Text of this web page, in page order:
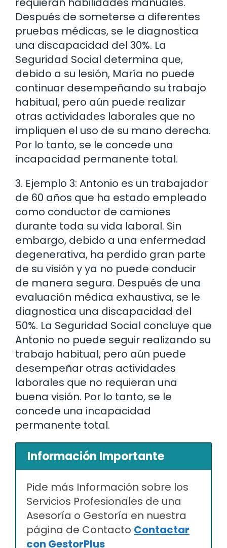
Después de someterse a diferentes
pruebas médicas, se le diagnostica
una discapacidad del 30%. La
Seguridad Social determina que,
debido a su lesión, María no puede
continuar desempeñando su trabajo
habitual, pero aún puede realizar
otras actividades laborales que no
impliquen el uso de su mano derecha.
Por lo tanto, se le concede una
incapacidad permanente total.
3. Ejemplo 3: Antonio es un trabajador
de 60 años que ha estado empleado
como conductor de camiones
durante toda su vida laboral. Sin
embargo, debido a una enfermedad
degenerativa, ha perdido gran parte
de su visión y ya no puede conducir
de manera segura. Después de una
evaluación médica exhaustiva, se le
diagnostica una discapacidad del
50%. La Seguridad Social concluye que
Antonio no puede seguir realizando su
trabajo habitual, pero aún puede
desempeñar otras actividades
laborales que no requieran una
buena visión. Por lo tanto, se le
concede una incapacidad
permanente total.
Información Importante
Pide más Información sobre los
Servicios Profesionales de una
Asesoría o Gestoría en nuestra
página de Contacto Contactar
con GestorPlus